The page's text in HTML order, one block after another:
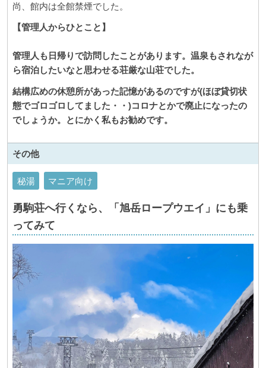
尚、館内は全館禁煙でした。
【管理人からひとこと】
管理人も日帰りで訪問したことがあります。温泉もされなが
ら宿泊したいなと思わせる荘厳な山荘でした。
結構広めの休憩所があった記憶があるのですが(ほぼ貸切状
態でゴロゴロしてました・・)コロナとかで廃止になったの
でしょうか。とにかく私もお勧めです。
その他
秘湯 マニア向け
勇駒荘へ行くなら、「旭岳ロープウエイ」にも乗
ってみて